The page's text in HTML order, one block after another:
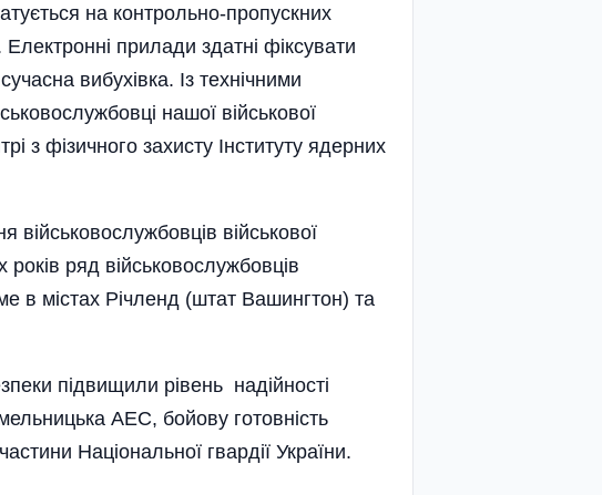
на контрольно-пропускних
прила­ди здатні фіксувати
вибухівка. Із технічними
нашої військової
з фізичного захисту Інституту ядерних
військової
ряд військовослужбовців
в містах Річленд (штат Вашингтон) та
підвищили рівень надійності
АЕС, бойову готовність
Національної гвардії України.